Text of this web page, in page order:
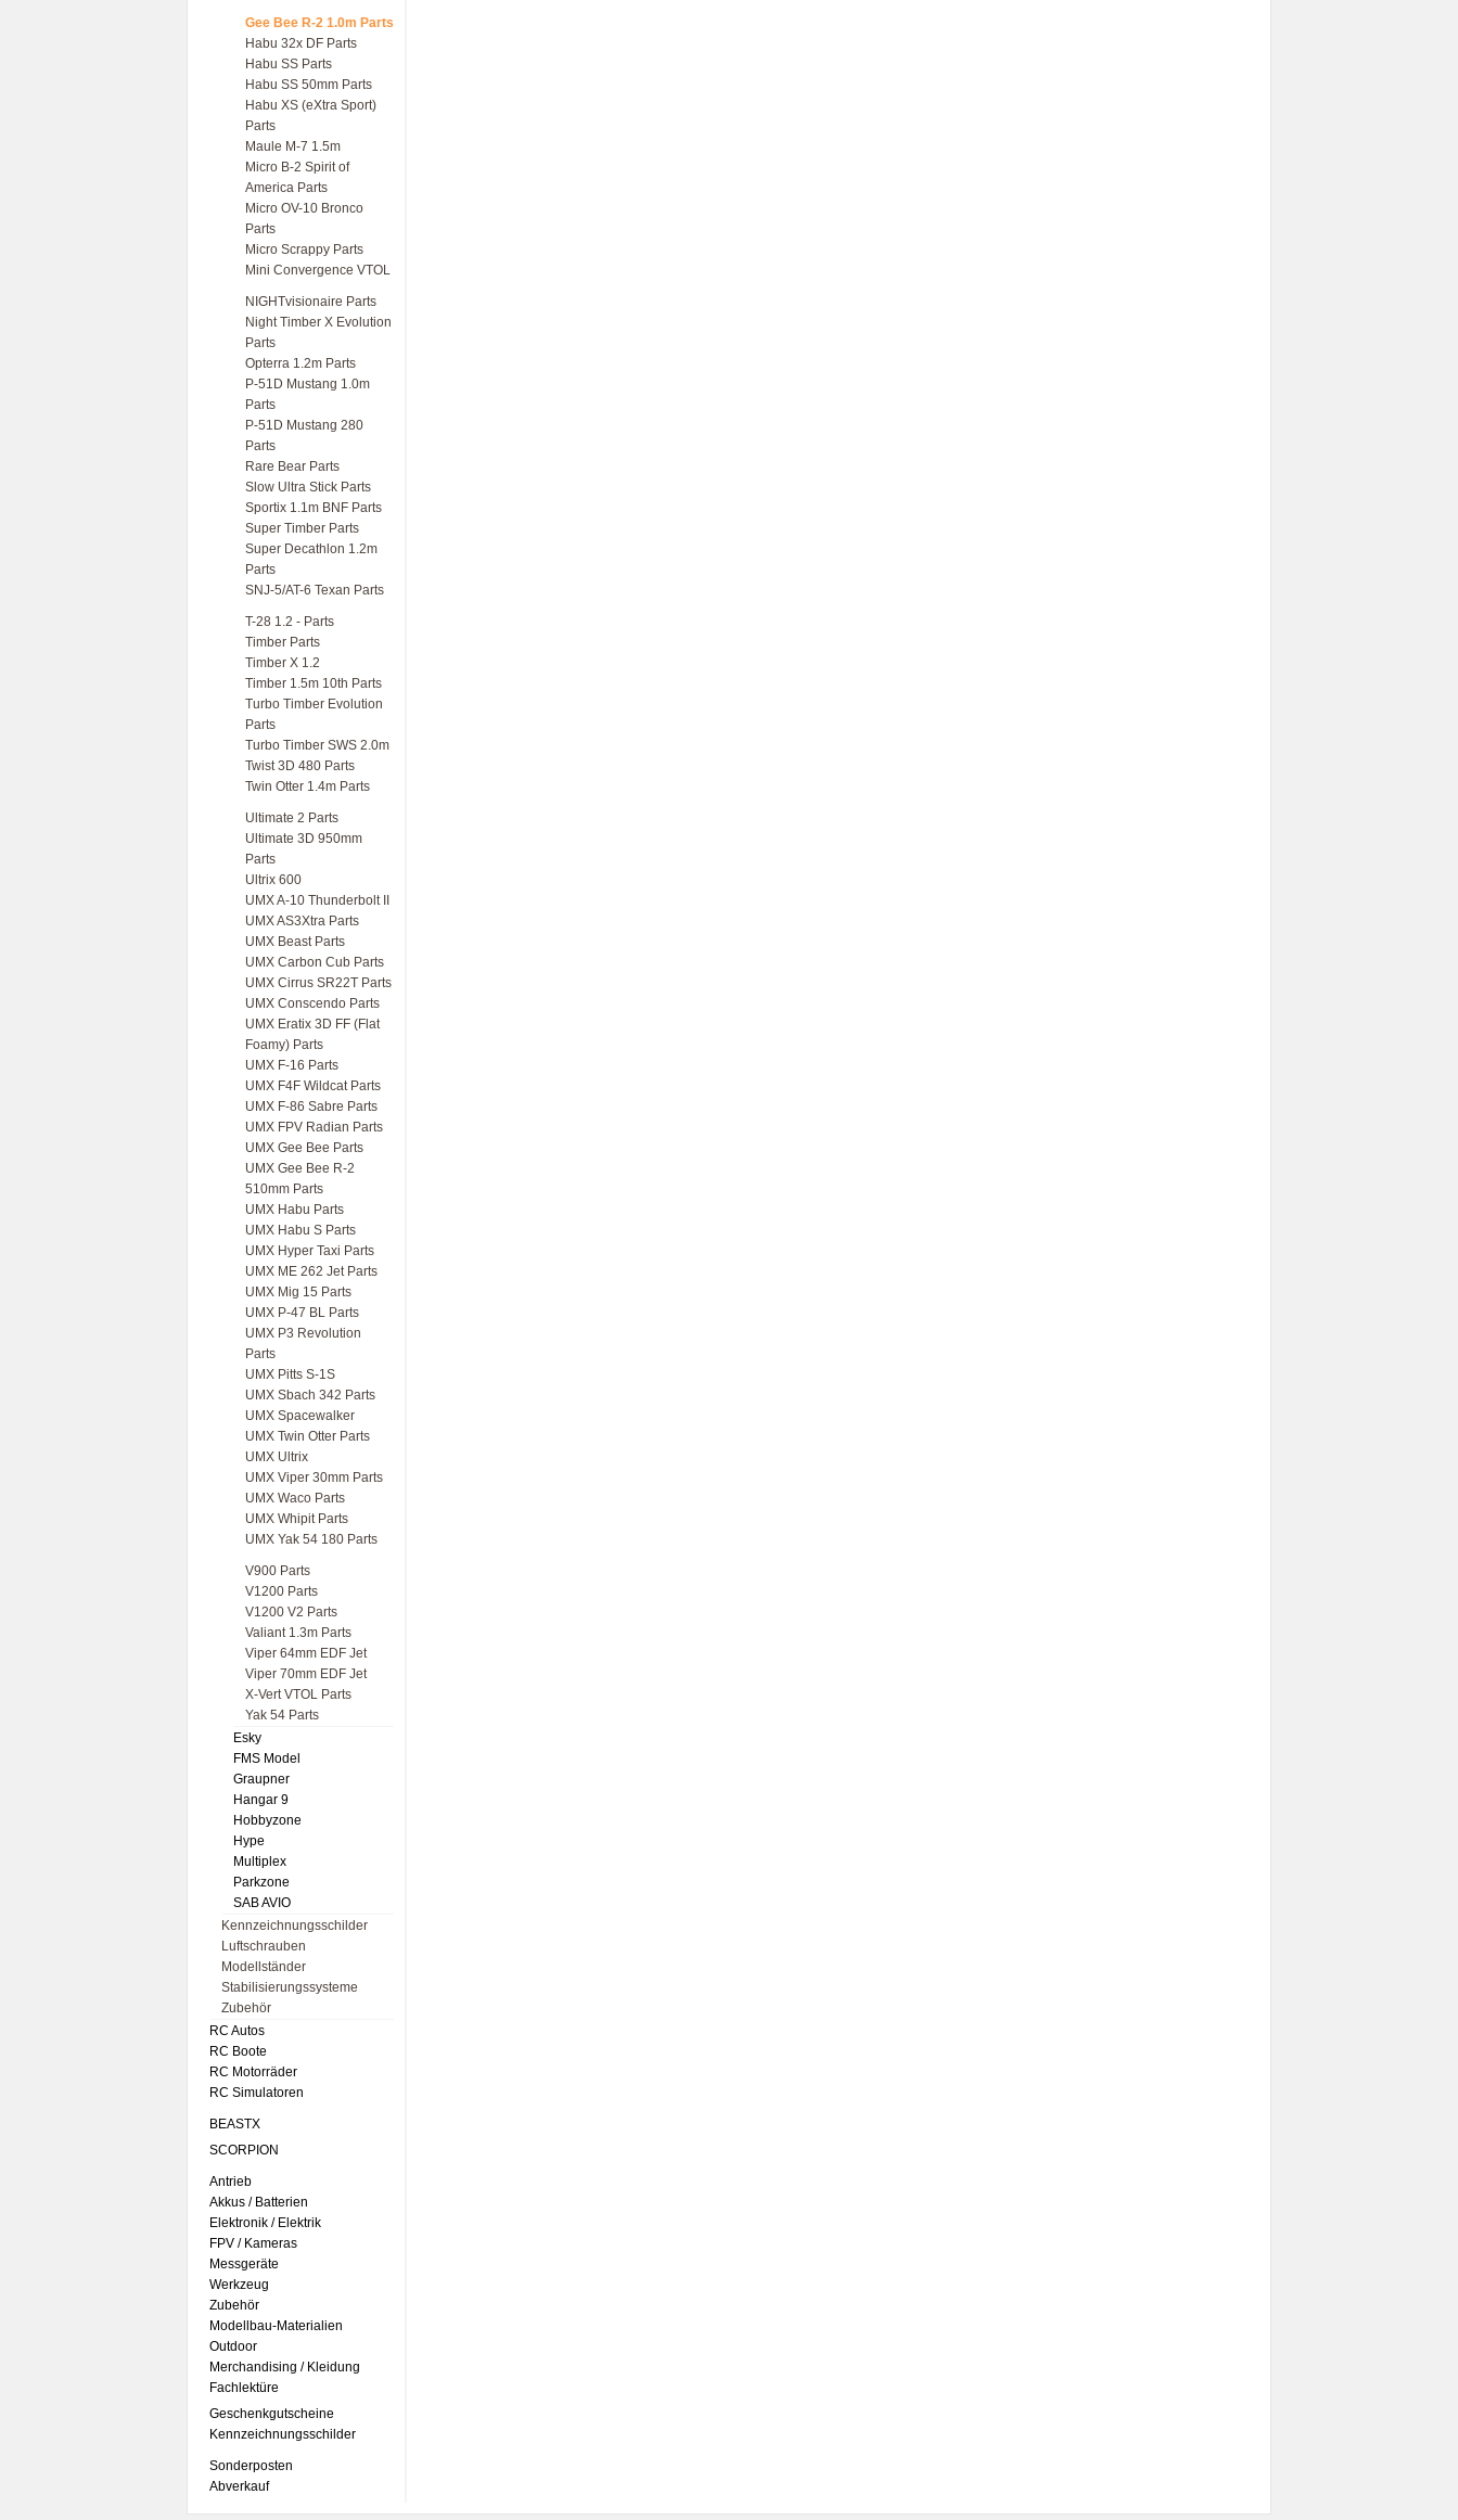
Gee Bee R-2 1.0m Parts
Habu 32x DF Parts
Habu SS Parts
Habu SS 50mm Parts
Habu XS (eXtra Sport)
Parts
Maule M-7 1.5m
Micro B-2 Spirit of
America Parts
Micro OV-10 Bronco
Parts
Micro Scrappy Parts
Mini Convergence VTOL
NIGHTvisionaire Parts
Night Timber X Evolution
Parts
Opterra 1.2m Parts
P-51D Mustang 1.0m
Parts
P-51D Mustang 280
Parts
Rare Bear Parts
Slow Ultra Stick Parts
Sportix 1.1m BNF Parts
Super Timber Parts
Super Decathlon 1.2m
Parts
SNJ-5/AT-6 Texan Parts
T-28 1.2 - Parts
Timber Parts
Timber X 1.2
Timber 1.5m 10th Parts
Turbo Timber Evolution
Parts
Turbo Timber SWS 2.0m
Twist 3D 480 Parts
Twin Otter 1.4m Parts
Ultimate 2 Parts
Ultimate 3D 950mm
Parts
Ultrix 600
UMX A-10 Thunderbolt II
UMX AS3Xtra Parts
UMX Beast Parts
UMX Carbon Cub Parts
UMX Cirrus SR22T Parts
UMX Conscendo Parts
UMX Eratix 3D FF (Flat
Foamy) Parts
UMX F-16 Parts
UMX F4F Wildcat Parts
UMX F-86 Sabre Parts
UMX FPV Radian Parts
UMX Gee Bee Parts
UMX Gee Bee R-2
510mm Parts
UMX Habu Parts
UMX Habu S Parts
UMX Hyper Taxi Parts
UMX ME 262 Jet Parts
UMX Mig 15 Parts
UMX P-47 BL Parts
UMX P3 Revolution
Parts
UMX Pitts S-1S
UMX Sbach 342 Parts
UMX Spacewalker
UMX Twin Otter Parts
UMX Ultrix
UMX Viper 30mm Parts
UMX Waco Parts
UMX Whipit Parts
UMX Yak 54 180 Parts
V900 Parts
V1200 Parts
V1200 V2 Parts
Valiant 1.3m Parts
Viper 64mm EDF Jet
Viper 70mm EDF Jet
X-Vert VTOL Parts
Yak 54 Parts
Esky
FMS Model
Graupner
Hangar 9
Hobbyzone
Hype
Multiplex
Parkzone
SAB AVIO
Kennzeichnungsschilder
Luftschrauben
Modellständer
Stabilisierungssysteme
Zubehör
RC Autos
RC Boote
RC Motorräder
RC Simulatoren
BEASTX
SCORPION
Antrieb
Akkus / Batterien
Elektronik / Elektrik
FPV / Kameras
Messgeräte
Werkzeug
Zubehör
Modellbau-Materialien
Outdoor
Merchandising / Kleidung
Fachlektüre
Geschenkgutscheine
Kennzeichnungsschilder
Sonderposten
Abverkauf